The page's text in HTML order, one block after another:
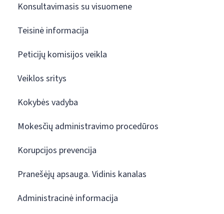
Konsultavimasis su visuomene
Teisinė informacija
Peticijų komisijos veikla
Veiklos sritys
Kokybės vadyba
Mokesčių administravimo procedūros
Korupcijos prevencija
Pranešėjų apsauga. Vidinis kanalas
Administracinė informacija